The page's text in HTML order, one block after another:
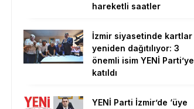
hareketli saatler
İzmir siyasetinde kartlar
yeniden dağıtılıyor: 3
önemli isim YENİ Parti’ye
katıldı
YENİ Parti İzmir’de ‘üye